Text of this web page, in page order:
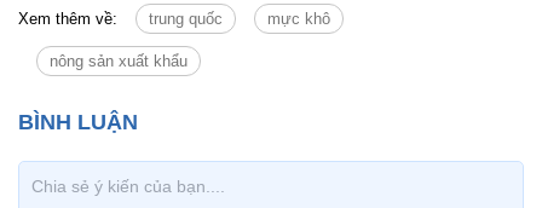
Xem thêm về: trung quốc mực khô
nông sản xuất khẩu